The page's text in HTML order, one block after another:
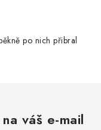
po nich přibral
váš e-mail